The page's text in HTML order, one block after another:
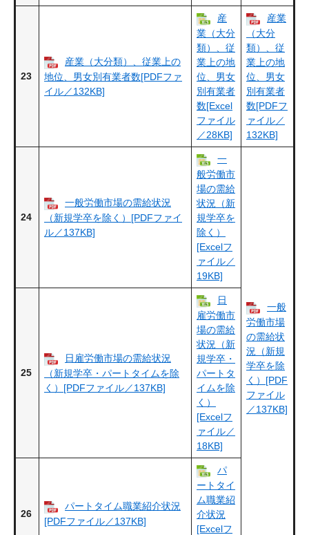
23
産業（大分類）、従業上の
地位、男女別有業者数[PDFファ
イル／132KB]
産
業（大分
類）、従
業上の地
位、男女
別有業者
数[Excel
ファイル
／28KB]
産業
（大分
類）、従
業上の地
位、男女
別有業者
数[PDFフ
ァイル／
132KB]
24
一般労働市場の需給状況
（新規学卒を除く）[PDFファイ
ル／137KB]
一
般労働市
場の需給
状況（新
規学卒を
除く）
[Excelフ
ァイル／
19KB]
一般
労働市場
の需給状
況（新規
学卒を除
く）[PDF
ファイル
／137KB]
25
日雇労働市場の需給状況
（新規学卒・パートタイムを除
く）[PDFファイル／137KB]
日
雇労働市
場の需給
状況（新
規学卒・
パートタ
イムを除
く）
[Excelフ
ァイル／
18KB]
26
パートタイム職業紹介状況
[PDFファイル／137KB]
パ
ートタイ
ム職業紹
介状況
[Excelフ